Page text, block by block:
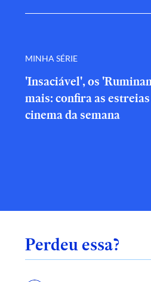
MINHA SÉRIE
'Insaciável', os
mais: confira as
cinema da semana
Perdeu essa?